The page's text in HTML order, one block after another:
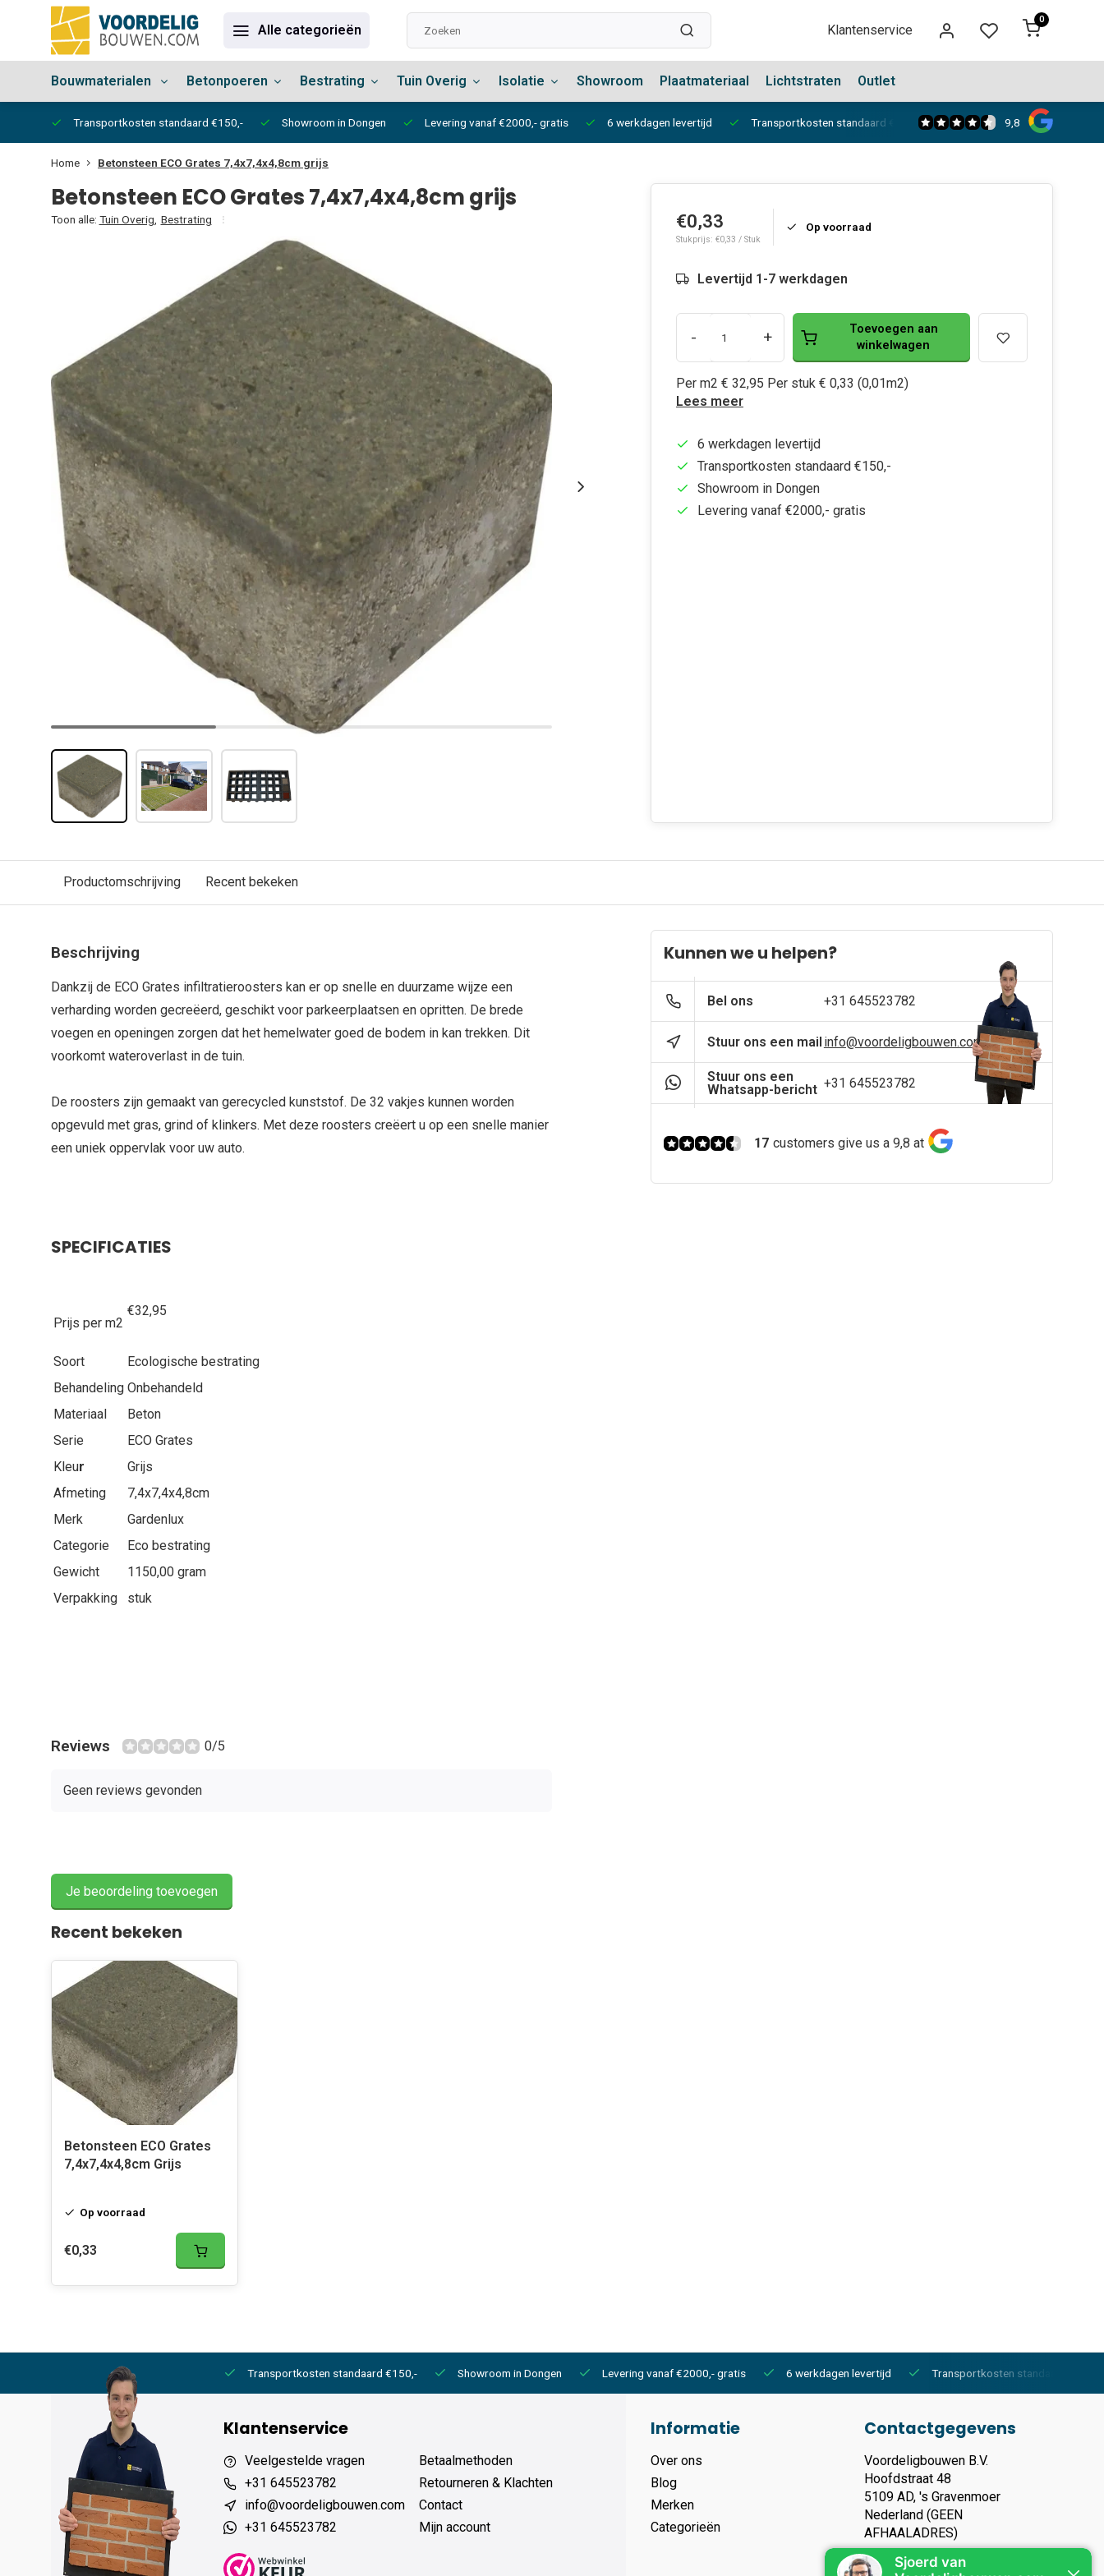
Alle categorieën Klantenservice
0
Bouwmaterialen Betonpoeren Bestrating Tuin Overig Isolatie Showroom Plaatmateriaal Lichtstraten Outlet
Transportkosten standaard €150,- Showroom in Dongen Levering vanaf €2000,- gratis 6 werkdagen levertijd Transportkosten standaard €150,- Showroom in Dongen
9,8
Home Betonsteen ECO Grates 7,4x7,4x4,8cm grijs
Betonsteen ECO Grates 7,4x7,4x4,8cm grijs
Toon alle: Tuin Overig Bestrating €0,33
Stukprijs: €0,33 / Stuk
Op voorraad
Levertijd 1-7 werkdagen
- +
Toevoegen aan
winkelwagen
Per m2 € 32,95 Per stuk € 0,33 (0,01m2)
Lees meer
6 werkdagen levertijd
Transportkosten standaard €150,-
Showroom in Dongen
Levering vanaf €2000,- gratis
Productomschrijving Recent bekeken
Beschrijving
Dankzij de ECO Grates infiltratieroosters kan er op snelle en duurzame wijze een
verharding worden gecreëerd, geschikt voor parkeerplaatsen en opritten. De brede
voegen en openingen zorgen dat het hemelwater goed de bodem in kan trekken. Dit
voorkomt wateroverlast in de tuin.
De roosters zijn gemaakt van gerecycled kunststof. De 32 vakjes kunnen worden
opgevuld met gras, grind of klinkers. Met deze roosters creëert u op een snelle manier
een uniek oppervlak voor uw auto.
SPECIFICATIES
Prijs per m2
€32,95
Soort
Ecologische bestrating
Behandeling Onbehandeld
Materiaal
Beton
Serie
ECO Grates
Kleur
Grijs
Afmeting
7,4x7,4x4,8cm
Merk
Gardenlux
Categorie
Eco bestrating
Gewicht
1150,00 gram
Verpakking
stuk
Reviews 0/5
Geen reviews gevonden
Je beoordeling toevoegen
Kunnen we u helpen?
Bel ons +31 645523782
Stuur ons een mail info@voordeligbouwen.com
Stuur ons een
Whatsapp-bericht +31 645523782
17 customers give us a 9,8 at
Recent bekeken
Betonsteen ECO Grates
7,4x7,4x4,8cm Grijs
Op voorraad
€0,33
6 werkdagen levertijd Transportkosten standaard €150,- Showroom in Dongen Levering vanaf €2000,- gratis 6 werkdagen levertijd Transportkosten standaard €150,-
Klantenservice
Veelgestelde vragen
+31 645523782
info@voordeligbouwen.com
+31 645523782
Betaalmethoden
Retourneren & Klachten
Contact
Mijn account
Informatie
Over ons
Blog
Merken
Categorieën
Contactgegevens
Voordeligbouwen B.V.
Hoofdstraat 48
5109 AD, 's Gravenmoer
Nederland (GEEN
AFHAALADRES)
KVK nummer: 93119135